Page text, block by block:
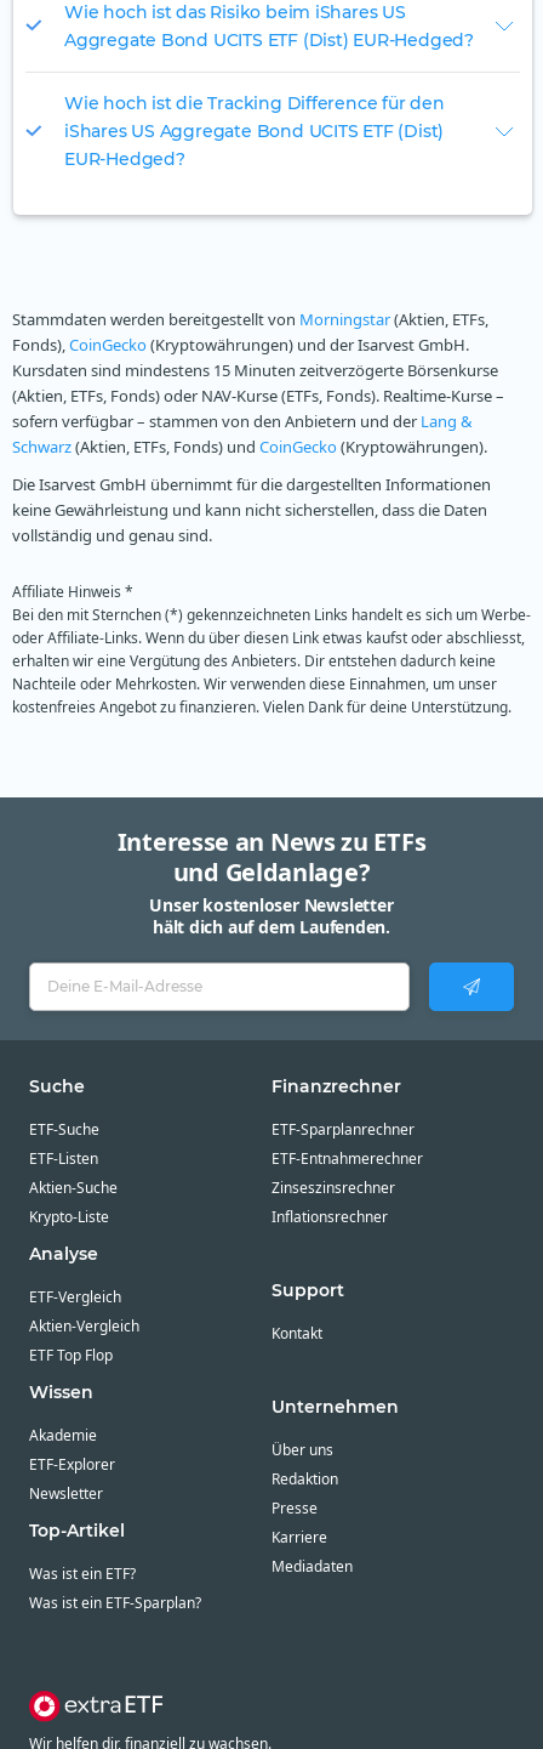
Wie hoch ist das Risiko beim iShares US
Aggregate Bond UCITS ETF (Dist) EUR-Hedged?
Wie hoch ist die Tracking Difference für den
iShares US Aggregate Bond UCITS ETF (Dist)
EUR-Hedged?
Stammdaten werden bereitgestellt von Morningstar(Aktien, ETFs,
Fonds),CoinGecko(Kryptowährungen) und der Isarvest GmbH.
Kursdaten sind mindestens 15 Minuten zeitverzögerte Börsenkurse
(Aktien, ETFs, Fonds) oder NAV-Kurse (ETFs, Fonds). Realtime-Kurse –
sofern verfügbar – stammen von den Anbietern und der Lang &
Schwarz(Aktien, ETFs, Fonds) und CoinGecko(Kryptowährungen).
Die Isarvest GmbH übernimmt für die dargestellten Informationen
keine Gewährleistung und kann nicht sicherstellen, dass die Daten
vollständig und genau sind.
Affiliate Hinweis *
Bei den mit Sternchen (*) gekennzeichneten Links handelt es sich um Werbe-
oder Affiliate-Links. Wenn du über diesen Link etwas kaufst oder abschliesst,
erhalten wir eine Vergütung des Anbieters. Dir entstehen dadurch keine
Nachteile oder Mehrkosten. Wir verwenden diese Einnahmen, um unser
kostenfreies Angebot zu finanzieren. Vielen Dank für deine Unterstützung.
Interesse an News zu ETFs
und Geldanlage?
Unser kostenloser Newsletter
hält dich auf dem Laufenden.
Suche
ETF-Suche
ETF-Listen
Aktien-Suche
Krypto-Liste
Analyse
ETF-Vergleich
Aktien-Vergleich
ETF Top Flop
Wissen
Akademie
ETF-Explorer
Newsletter
Top-Artikel
Was ist ein ETF?
Was ist ein ETF-Sparplan?
Finanzrechner
ETF-Sparplanrechner
ETF-Entnahmerechner
Zinseszinsrechner
Inflationsrechner
Support
Kontakt
Unternehmen
Über uns
Redaktion
Presse
Karriere
Mediadaten
Wir helfen dir, finanziell zu wachsen.